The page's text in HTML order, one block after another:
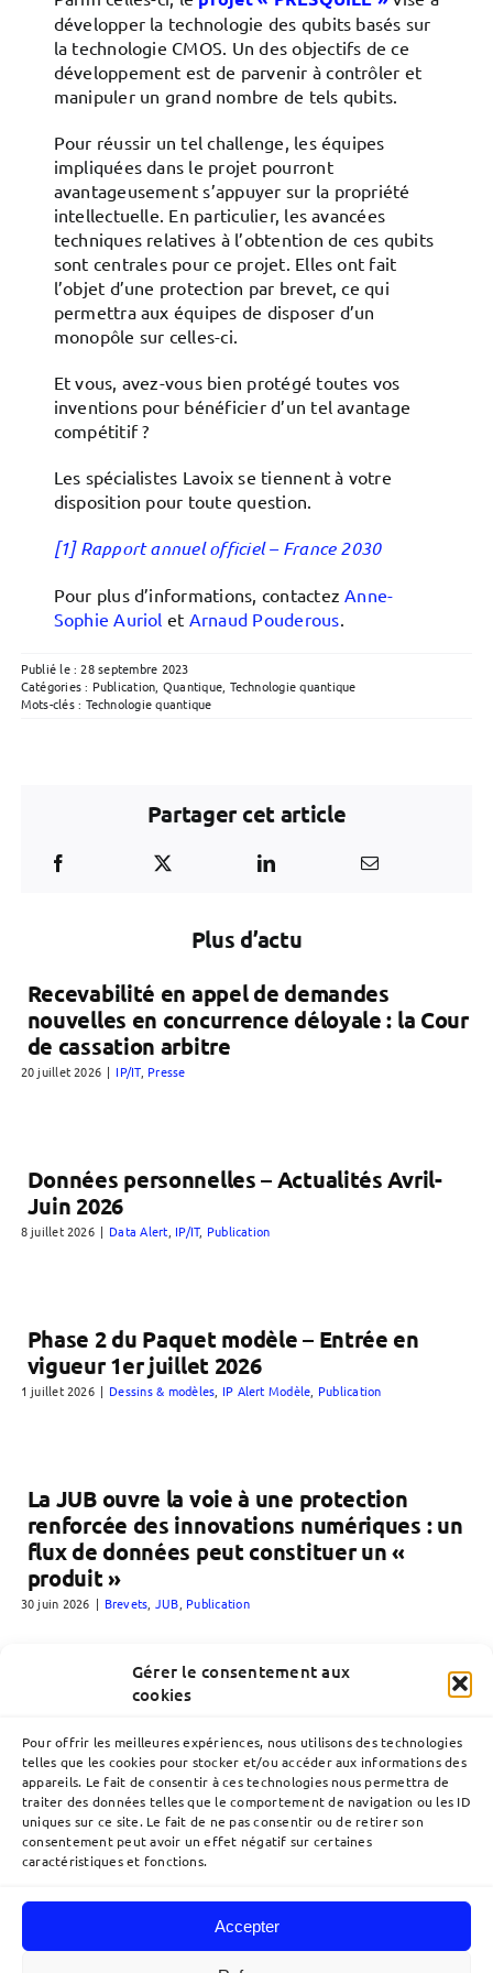
Gérer le consentement aux
cookies
Pour offrir les meilleures expériences, nous utilisons des technologies
telles que les cookies pour stocker et/ou accéder aux informations des
appareils. Le fait de consentir à ces technologies nous permettra de
traiter des données telles que le comportement de navigation ou les ID
uniques sur ce site. Le fait de ne pas consentir ou de retirer son
consentement peut avoir un effet négatif sur certaines
caractéristiques et fonctions.
Accepter
développer la technologie des qubits basés sur
la technologie CMOS. Un des objectifs de ce
développement est de parvenir à contrôler et
manipuler un grand nombre de tels qubits.
Pour réussir un tel challenge, les équipes
impliquées dans le projet pourront
avantageusement s’appuyer sur la propriété
intellectuelle. En particulier, les avancées
techniques relatives à l’obtention de ces qubits
sont centrales pour ce projet. Elles ont fait
l’objet d’une protection par brevet, ce qui
permettra aux équipes de disposer d’un
monopôle sur celles-ci.
Et vous, avez-vous bien protégé toutes vos
inventions pour bénéficier d’un tel avantage
compétitif ?
Les spécialistes Lavoix se tiennent à votre
disposition pour toute question.
[1] Rapport annuel officiel – France 2030
Pour plus d’informations, contactezAnne-
Sophie Auriol et Arnaud Pouderous.
Publié le : 28 septembre 2023
Catégories : Publication Quantique Technologie quantique
Mots-clés : Technologie quantique
Partager cet article
Plus d’actu
Recevabilité en appel de demandes
nouvelles en concurrence déloyale : la Cour
de cassation arbitre
20 juillet 2026 | IP/IT, Presse
Données personnelles – Actualités Avril-
Juin 2026
8 juillet 2026 | Data Alert IP/IT, Publication
Phase 2 du Paquet modèle – Entrée en
vigueur 1er juillet 2026
1 juillet 2026 | Dessins & modèles IP Alert Modèle Publication
La JUB ouvre la voie à une protection
renforcée des innovations numériques : un
flux de données peut constituer un «
produit »
30 juin 2026 | Brevets JUB Publication
Navigation